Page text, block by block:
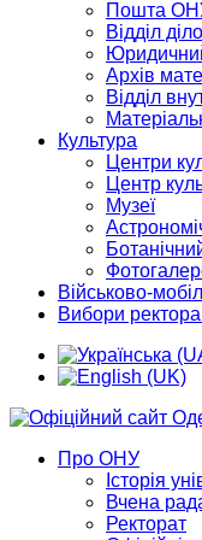
Пошта
Відділ
Архів
Відділ
Культура
Центри
Центр
Музеї
Військово-
Вибори
Про ОНУ
Історія
Вчена
Ректорат